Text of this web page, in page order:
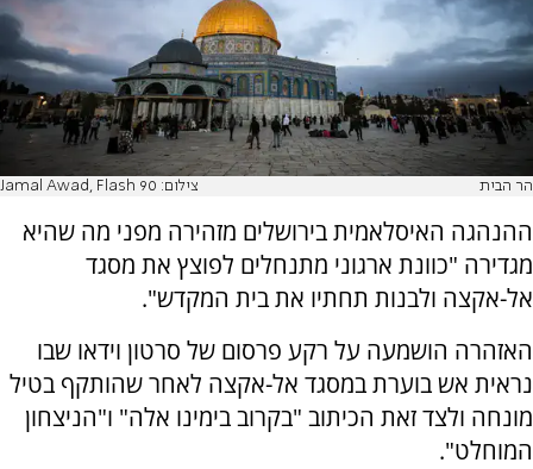
הר הבית צילום: Jamal Awad, Flash 90
ההנהגה האיסלאמית בירושלים מזהירה מפני מה שהיא
מגדירה "כוונת ארגוני מתנחלים לפוצץ את מסגד
אל-אקצה ולבנות תחתיו את בית המקדש".
האזהרה הושמעה על רקע פרסום של סרטון וידאו שבו
נראית אש בוערת במסגד אל-אקצה לאחר שהותקף בטיל
מונחה ולצד זאת הכיתוב "בקרוב בימינו אלה" ו"הניצחון
המוחלט".